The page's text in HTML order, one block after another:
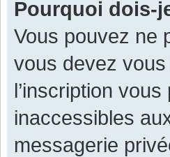
Pourquoi dois-
Vous pouvez ne
vous devez
l’inscription
inaccessibles
messagerie